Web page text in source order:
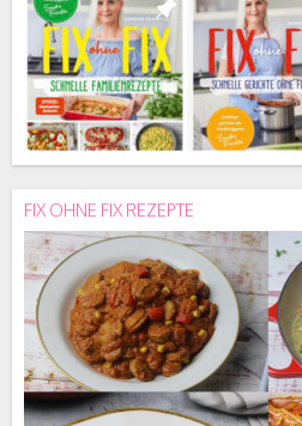
FIX OHNE FIX REZEPTE